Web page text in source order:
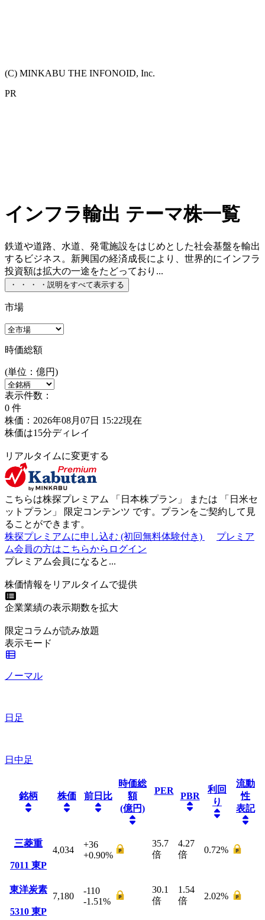
(C) MINKABU THE INFONOID, Inc.
PR
インフラ輸出 テーマ株一覧
鉄道や道路、水道、発電施設をはじめとした社会基盤を輸出
するビジネス。新興国の経済成長により、世界的にインフラ
投資額は拡大の一途をたどっており...
・ ・ ・ ・ 説明をすべて表示する
市場
時価総額
(単位：億円)
表示件数：
0 件
株価：2026年08月07日 15:22現在
株価は15分ディレイ
リアルタイムに変更する
こちらは株探プレミアム 「 日本株プラン 」 または 「 日米セ
ットプラン 」 限定コンテンツ です。プランをご契約して見
ることができます。
株探プレミアムに申し込む (初回無料体験付き)
プレミア
ム会員の方はこちらからログイン
プレミアム会員になると...
株価情報をリアルタイムで提供
企業業績の表示期数を拡大
限定コラムが読み放題
表示モード
ノーマル
日足
日中足
銘柄 株価 前日比
時価総
額
(億円)
PER
PBR
利回
り
流動
性
表記
三菱重
7011 東P
4,034
+36
+0.90%
35.7
倍
4.27
倍
0.72%
東洋炭素
5310 東P
7,180
-110
-1.51%
30.1
倍
1.54
倍
2.02%